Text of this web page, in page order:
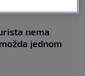
nema
jednom